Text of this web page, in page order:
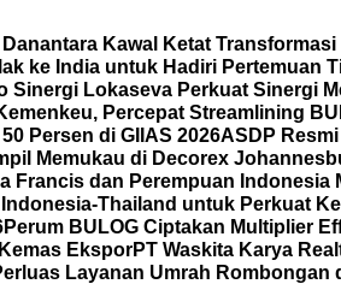
Danantara Kawal Ketat
ke India untuk Hadiri Pertemuan
Sinergi Lokaseva Perkuat Sinergi
Percepat Streamlining
Persen di GIIAS 2026ASDP
Memukau di Decorex
Francis dan Perempuan
Thailand untuk Perkuat
Perum BULOG Ciptakan Multiplier
EksporPT Waskita Karya
Layanan Umrah